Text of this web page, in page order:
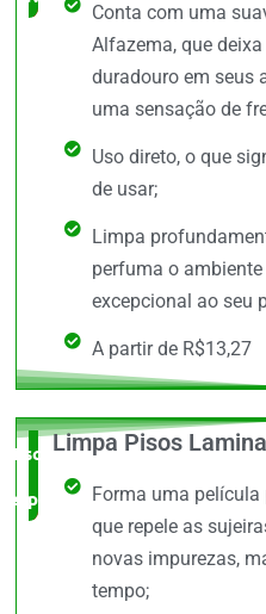
Conta com uma
Alfazema, que
duradouro em seus
uma sensação de
Uso direto, o que
de usar;
Limpa
perfuma o
excepcional ao seu
A partir de R$13,27
Escolha do
especialista
Limpa Pisos
Forma uma
que repele as
novas impurezas,
tempo;